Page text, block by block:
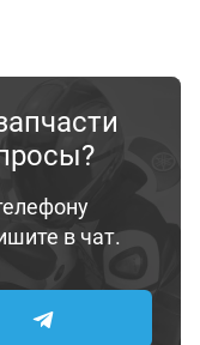
в чат.